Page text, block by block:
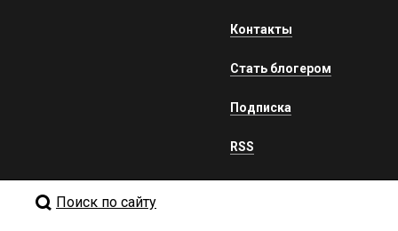
Контакты
Стать блогером
Подписка
RSS
Поиск по сайту